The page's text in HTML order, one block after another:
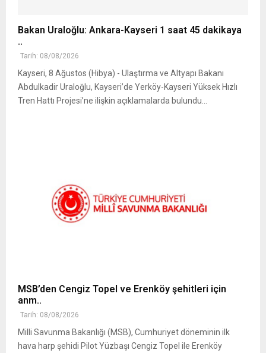
Bakan Uraloğlu: Ankara-Kayseri 1 saat 45 dakikaya
..
Tarih: 08/08/2026
Kayseri, 8 Ağustos (Hibya) - Ulaştırma ve Altyapı Bakanı
Abdulkadir Uraloğlu, Kayseri’de Yerköy-Kayseri Yüksek Hızlı
Tren Hattı Projesi’ne ilişkin açıklamalarda bulundu...
MSB’den Cengiz Topel ve Erenköy şehitleri için
anm..
Tarih: 08/08/2026
Milli Savunma Bakanlığı (MSB), Cumhuriyet döneminin ilk
hava harp şehidi Pilot Yüzbaşı Cengiz Topel ile Erenköy